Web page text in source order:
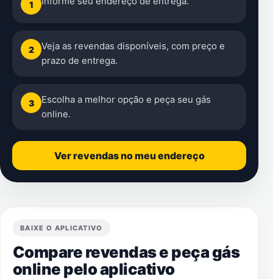
1
2
Veja as revendas disponíveis, com preço e
prazo de entrega.
3
Escolha a melhor opção e peça seu gás
online.
Ver revendas no meu endereço
BAIXE O APLICATIVO
Compare revendas e peça gás
online pelo aplicativo